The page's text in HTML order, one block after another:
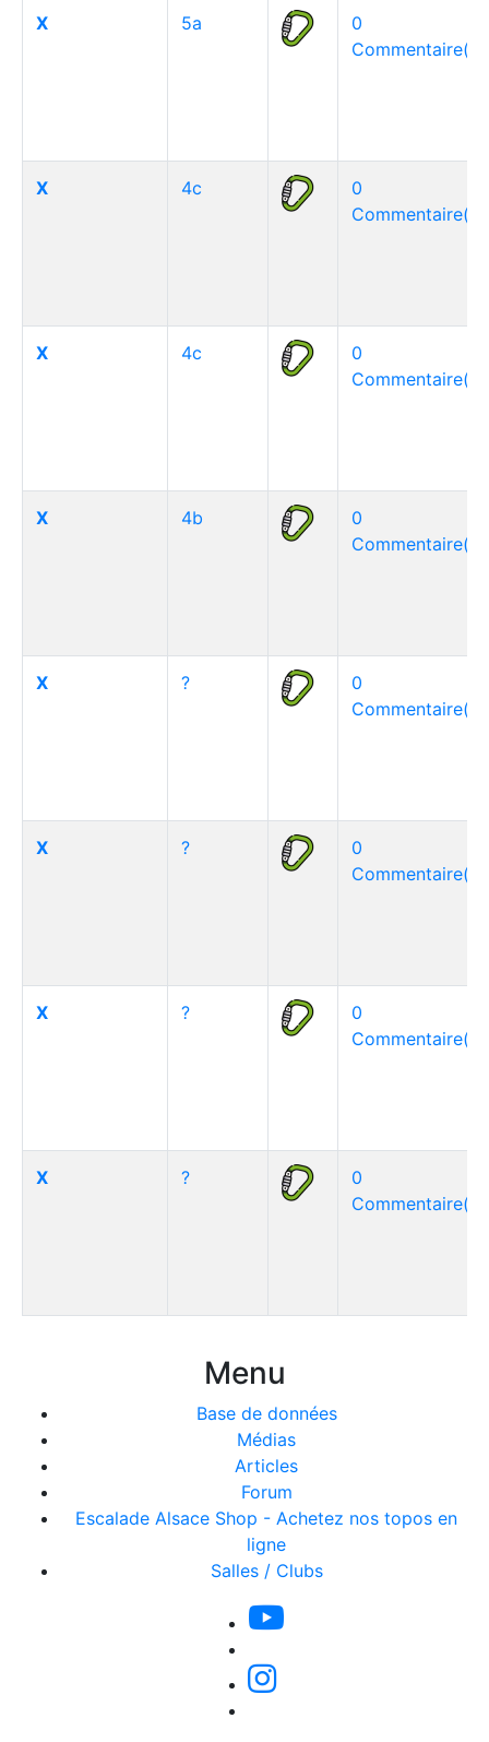
X 5a
0
Commentaire(s)
X 4c
0
Commentaire(s)
X 4c
0
Commentaire(s)
X 4b
0
Commentaire(s)
X ?
0
Commentaire(s)
X ?
0
Commentaire(s)
X ?
0
Commentaire(s)
X ?
0
Commentaire(s)
Menu
Base de données
Médias
Articles
Forum
Escalade Alsace Shop - Achetez nos topos en
ligne
Salles / Clubs